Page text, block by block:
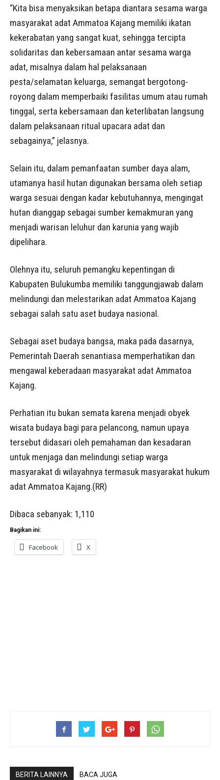
“Kita bisa menyaksikan betapa diantara sesama warga
masyarakat adat Ammatoa Kajang memiliki ikatan
kekerabatan yang sangat kuat, sehingga tercipta
solidaritas dan kebersamaan antar sesama warga
adat, misalnya dalam hal pelaksanaan
pesta/selamatan keluarga, semangat bergotong-
royong dalam memperbaiki fasilitas umum atau rumah
tinggal, serta kebersamaan dan keterlibatan langsung
dalam pelaksanaan ritual upacara adat dan
sebagainya,” jelasnya.
Selain itu, dalam pemanfaatan sumber daya alam,
utamanya hasil hutan digunakan bersama oleh setiap
warga sesuai dengan kadar kebutuhannya, mengingat
hutan dianggap sebagai sumber kemakmuran yang
menjadi warisan leluhur dan karunia yang wajib
dipelihara.
Olehnya itu, seluruh pemangku kepentingan di
Kabupaten Bulukumba memiliki tanggungjawab dalam
melindungi dan melestarikan adat Ammatoa Kajang
sebagai salah satu aset budaya nasional.
Sebagai aset budaya bangsa, maka pada dasarnya,
Pemerintah Daerah senantiasa memperhatikan dan
mengawal keberadaan masyarakat adat Ammatoa
Kajang.
Perhatian itu bukan semata karena menjadi obyek
wisata budaya bagi para pelancong, namun upaya
tersebut didasari oleh pemahaman dan kesadaran
untuk menjaga dan melindungi setiap warga
masyarakat di wilayahnya termasuk masyarakat hukum
adat Ammatoa Kajang.(RR)
Dibaca sebanyak: 1,110
Bagikan ini:
Facebook X
BERITA LAINNYA BACA JUGA